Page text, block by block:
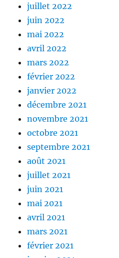
juillet 2022
juin 2022
mai 2022
avril 2022
mars 2022
février 2022
janvier 2022
décembre 2021
novembre 2021
octobre 2021
septembre 2021
août 2021
juillet 2021
juin 2021
mai 2021
avril 2021
mars 2021
février 2021